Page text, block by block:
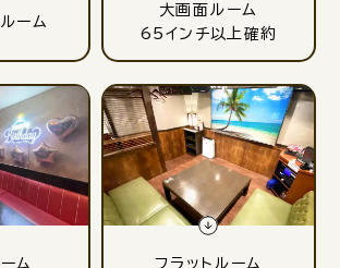
ーム
大画面ルーム
65インチ以上確約
ム フラットルーム